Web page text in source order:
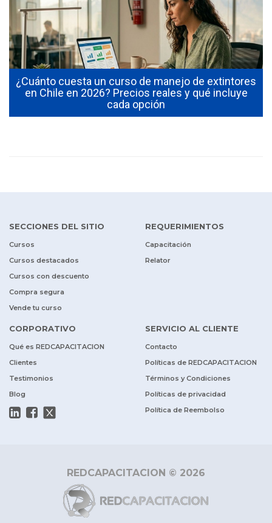
¿Cuánto cuesta un curso de manejo de extintores
en Chile en 2026? Precios reales y qué incluye
cada opción
SECCIONES DEL SITIO
Cursos
Cursos destacados
Cursos con descuento
Compra segura
Vende tu curso
REQUERIMIENTOS
Capacitación
Relator
CORPORATIVO
Qué es REDCAPACITACION
Clientes
Testimonios
Blog
SERVICIO AL CLIENTE
Contacto
Políticas de REDCAPACITACION
Términos y Condiciones
Políticas de privacidad
Política de Reembolso
REDCAPACITACION © 2026